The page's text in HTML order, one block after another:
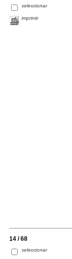
seleccionar
imprimir
14 / 68
seleccionar